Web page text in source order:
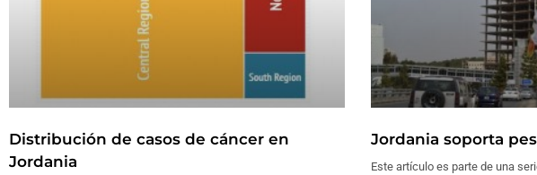
Distribución de casos de cáncer en
Jordania
Jordania soporta
Este artículo es parte de una